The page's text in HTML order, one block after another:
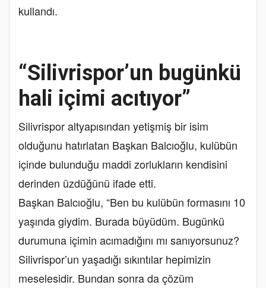
kullandı.
“Silivrispor’un bugünkü
hali içimi acıtıyor”
Silivrispor altyapısından yetişmiş bir isim
olduğunu hatırlatan Başkan Balcıoğlu, kulübün
içinde bulunduğu maddi zorlukların kendisini
derinden üzdüğünü ifade etti.
Başkan Balcıoğlu, “Ben bu kulübün formasını 10
yaşında giydim. Burada büyüdüm. Bugünkü
durumuna içimin acımadığını mı sanıyorsunuz?
Silivrispor’un yaşadığı sıkıntılar hepimizin
meselesidir. Bundan sonra da çözüm